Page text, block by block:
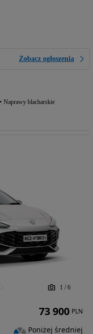
Zobacz ogłoszenia
Naprawy blacharskie
1 / 6
73 900 PLN
Poniżej średniej